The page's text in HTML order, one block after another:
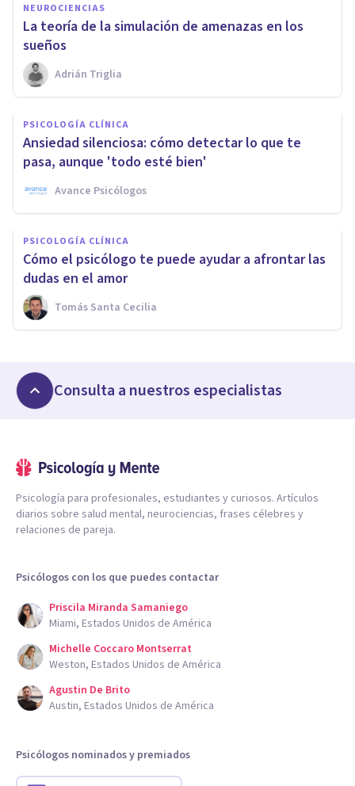
NEUROCIENCIAS
La teoría de la simulación de amenazas en los
sueños
Adrián Triglia
PSICOLOGÍA CLÍNICA
Ansiedad silenciosa: cómo detectar lo que te
pasa, aunque 'todo esté bien'
Avance Psicólogos
PSICOLOGÍA CLÍNICA
Cómo el psicólogo te puede ayudar a afrontar las
dudas en el amor
Tomás Santa Cecilia
Consulta a nuestros especialistas
Psicología para profesionales, estudiantes y curiosos. Artículos
diarios sobre salud mental, neurociencias, frases célebres y
relaciones de pareja.
Psicólogos con los que puedes contactar
Priscila Miranda Samaniego
Miami, Estados Unidos de América
Michelle Coccaro Montserrat
Weston, Estados Unidos de América
Agustin De Brito
Austin, Estados Unidos de América
Psicólogos nominados y premiados